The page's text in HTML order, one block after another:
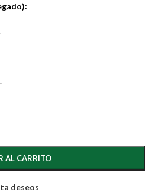
.
AL CARRITO
deseos